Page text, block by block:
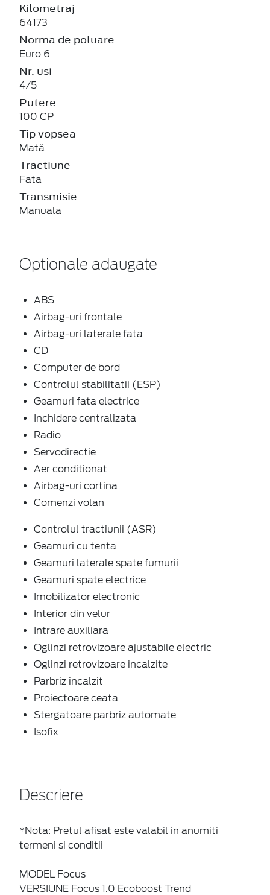
Kilometraj
64173
Norma de poluare
Euro 6
Nr. usi
4/5
Putere
100 CP
Tip vopsea
Mată
Tractiune
Fata
Transmisie
Manuala
Optionale adaugate
ABS
Airbag-uri frontale
Airbag-uri laterale fata
CD
Computer de bord
Controlul stabilitatii (ESP)
Geamuri fata electrice
Inchidere centralizata
Radio
Servodirectie
Aer conditionat
Airbag-uri cortina
Comenzi volan
Controlul tractiunii (ASR)
Geamuri cu tenta
Geamuri laterale spate fumurii
Geamuri spate electrice
Imobilizator electronic
Interior din velur
Intrare auxiliara
Oglinzi retrovizoare ajustabile electric
Oglinzi retrovizoare incalzite
Parbriz incalzit
Proiectoare ceata
Stergatoare parbriz automate
Isofix
Descriere
*Nota: Pretul afisat este valabil in anumiti
termeni si conditii
MODEL Focus
VERSIUNE Focus 1.0 Ecoboost Trend